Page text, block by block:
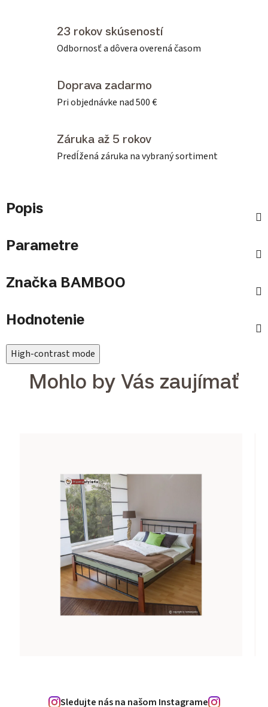
23 rokov skúseností
Odbornosť a dôvera overená časom
Doprava zadarmo
Pri objednávke nad 500 €
Záruka až 5 rokov
Predĺžená záruka na vybraný sortiment
Popis
Parametre
Značka BAMBOO
Hodnotenie
High-contrast mode
Mohlo by Vás zaujímať
Sledujte nás na našom Instagrame